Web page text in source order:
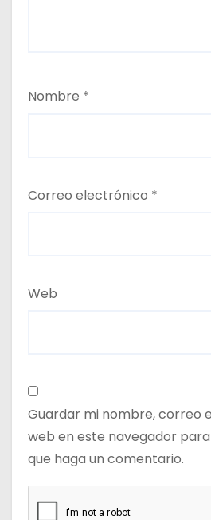
Nombre *
Correo electrónico *
Web
Guardar mi nombre, correo
web en este navegador
que haga un comentario.